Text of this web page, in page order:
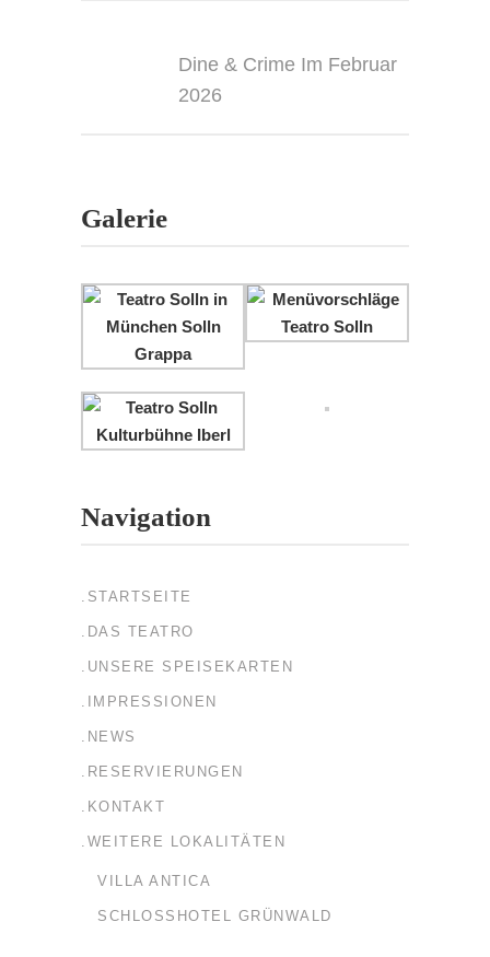
Dine & Crime Im Februar
2026
Galerie
Navigation
.STARTSEITE
.DAS TEATRO
.UNSERE SPEISEKARTEN
.IMPRESSIONEN
.NEWS
.RESERVIERUNGEN
.KONTAKT
.WEITERE LOKALITÄTEN
VILLA ANTICA
SCHLOSSHOTEL GRÜNWALD